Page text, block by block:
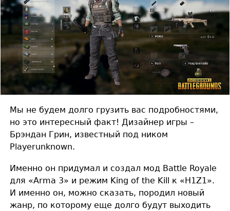
Мы не будем долго грузить вас подробностями,
но это интересный факт! Дизайнер игры –
Брэндан Грин, известный под ником
Playerunknown.
Именно он придумал и создал мод Battle Royale
для «Arma 3» и режим King of the Kill к «H1Z1».
И именно он, можно сказать, породил новый
жанр, по которому еще долго будут выходить